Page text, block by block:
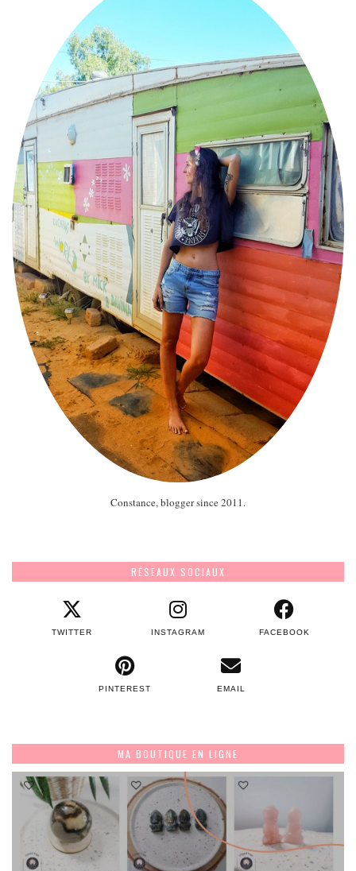
Constance, blogger since 2011.
RÉSEAUX SOCIAUX
TWITTER INSTAGRAM FACEBOOK
PINTEREST EMAIL
MA BOUTIQUE EN LIGNE